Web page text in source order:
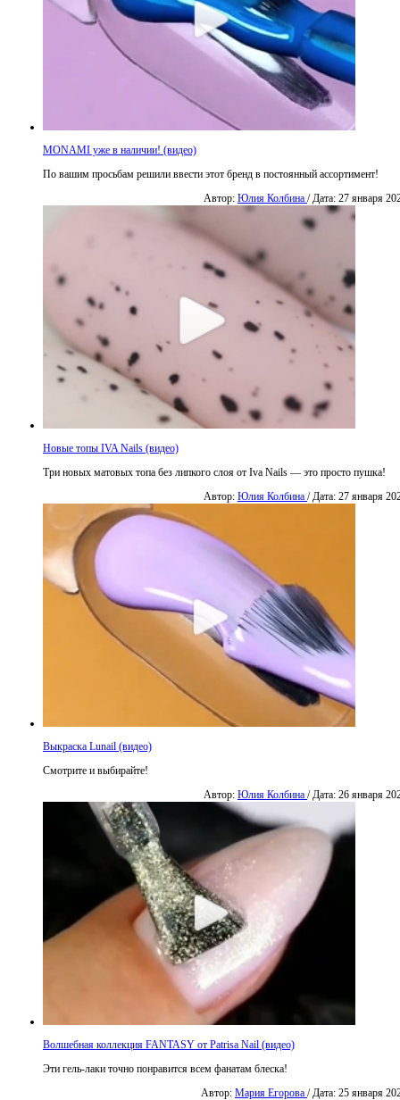
MONAMI уже в наличии! (видео)
По вашим просьбам решили ввести этот бренд в постоянный ассортимент!
Автор: Юлия Колбина / Дата: 27 января
Новые топы IVA Nails (видео)
Три новых матовых топа без липкого слоя от Iva Nails — это просто пушка!
Автор: Юлия Колбина / Дата: 27 января
Выкраска Lunail (видео)
Смотрите и выбирайте!
Автор: Юлия Колбина / Дата: 26 января
Волшебная коллекция FANTASY от Patrisa Nail (видео)
Эти гель-лаки точно понравится всем фанатам блеска!
Автор: Мария Егорова / Дата: 25 января